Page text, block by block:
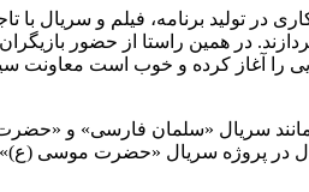
در تولید برنامه، فیلم و سریال
در همین راستا از حضور
را آغاز کرده و خوب است معاونت
سریال «سلمان فارسی» و